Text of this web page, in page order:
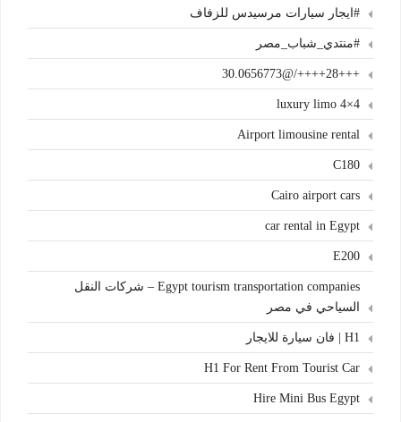
#ايجار سيارات مرسيدس للزفاف
#منتدي_شباب_مصر
+++28++++/@30.0656773
4×4 luxury limo
Airport limousine rental
C180
Cairo airport cars
car rental in Egypt
E200
Egypt tourism transportation companies – شركات النقل
السياحي في مصر
H1 | فان سيارة للايجار
H1 For Rent From Tourist Car
Hire Mini Bus Egypt